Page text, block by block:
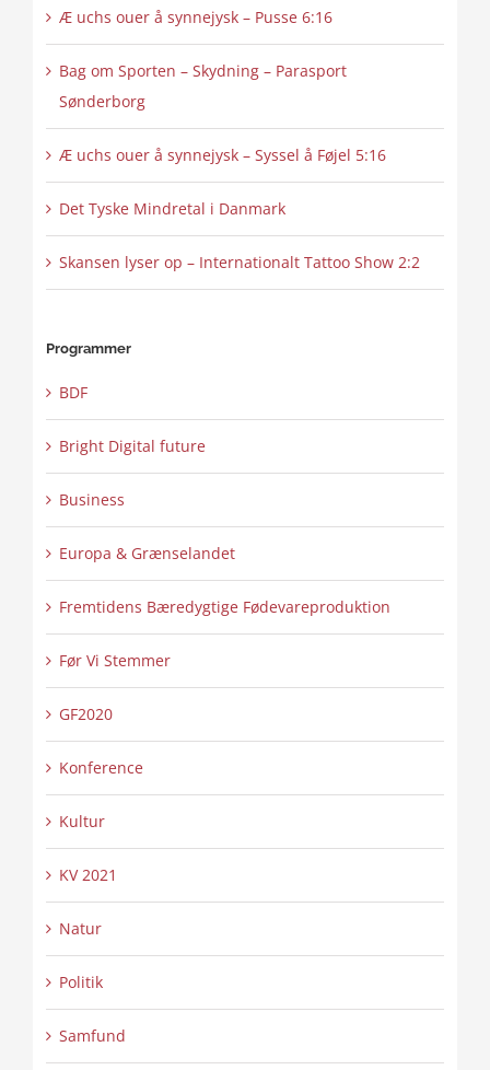
Æ uchs ouer å synnejysk – Pusse 6:16
Bag om Sporten – Skydning – Parasport
Sønderborg
Æ uchs ouer å synnejysk – Syssel å Føjel 5:16
Det Tyske Mindretal i Danmark
Skansen lyser op – Internationalt Tattoo Show 2:2
Programmer
BDF
Bright Digital future
Business
Europa & Grænselandet
Fremtidens Bæredygtige Fødevareproduktion
Før Vi Stemmer
GF2020
Konference
Kultur
KV 2021
Natur
Politik
Samfund